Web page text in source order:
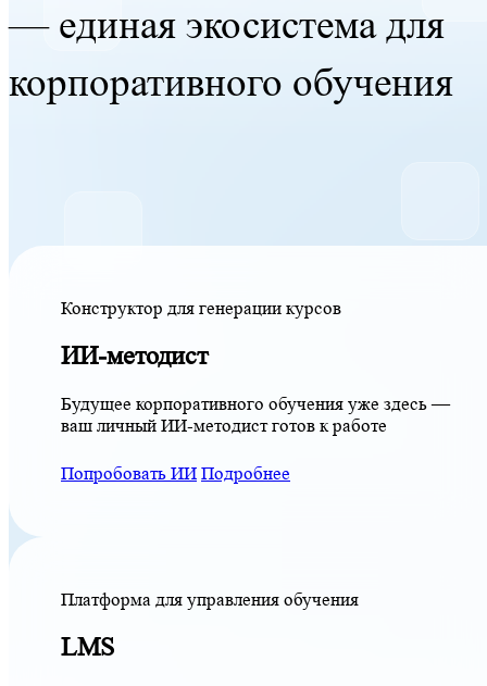
— единая экосистема для
корпоративного обучения
Конструктор для генерации курсов
ИИ-методист
Будущее корпоративного обучения уже здесь —
ваш личный ИИ-методист готов к работе
Попробовать ИИ Подробнее
Платформа для управления обучения
LMS